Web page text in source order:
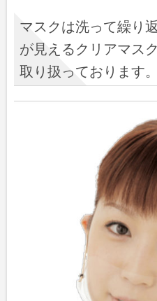
マスクは洗って繰り
が見えるクリアマス
取り扱っております。